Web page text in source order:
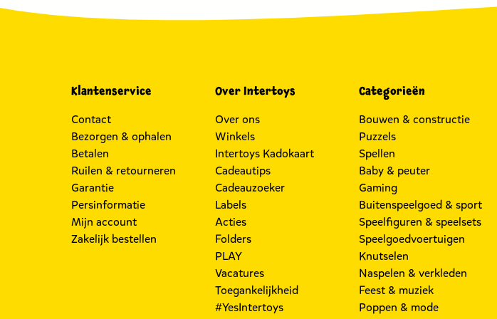
Klantenservice
Contact
Bezorgen & ophalen
Betalen
Ruilen & retourneren
Garantie
Persinformatie
Mijn account
Zakelijk bestellen
Over Intertoys
Over ons
Winkels
Intertoys Kadokaart
Cadeautips
Cadeauzoeker
Labels
Acties
Folders
PLAY
Vacatures
Toegankelijkheid
#YesIntertoys
Categorieën
Bouwen & constructie
Puzzels
Spellen
Baby & peuter
Gaming
Buitenspeelgoed & sport
Speelfiguren & speelsets
Speelgoedvoertuigen
Knutselen
Naspelen & verkleden
Feest & muziek
Poppen & mode